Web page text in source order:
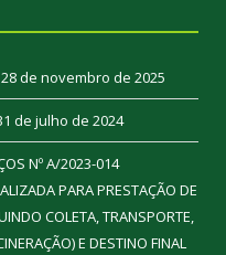
28 de novembro de 2025
de julho de 2024
Nº A/2023-014
PARA PRESTAÇÃO DE
COLETA, TRANSPORTE,
E DESTINO FINAL